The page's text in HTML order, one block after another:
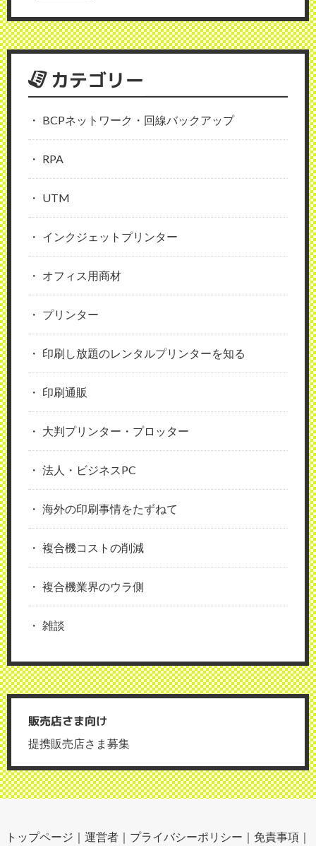
カテゴリー
BCPネットワーク・回線バックアップ
RPA
UTM
インクジェットプリンター
オフィス用商材
プリンター
印刷し放題のレンタルプリンターを知る
印刷通販
大判プリンター・プロッター
法人・ビジネスPC
海外の印刷事情をたずねて
複合機コストの削減
複合機業界のウラ側
雑談
販売店さま向け
提携販売店さま募集
トップページ ｜ 運営者 ｜ プライバシーポリシー ｜ 免責事項 ｜